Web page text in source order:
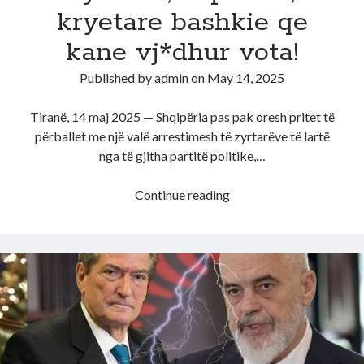
kryetare bashkie qe
kane vj*dhur vota!
Published byadminon May 14, 2025
Tiranë, 14 maj 2025 — Shqipëria pas pak oresh pritet të
përballet me një valë arrestimesh të zyrtarëve të lartë
nga të gjitha partitë politike,…
Continue readingE
pak
oresh
do
tr*nditet
i
madh